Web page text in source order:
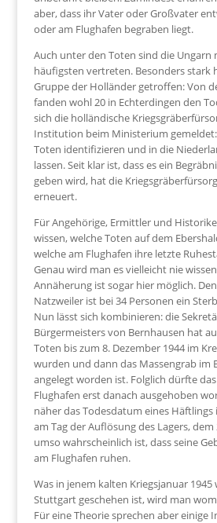
aber, dass ihr Vater oder Großvater
oder am Flughafen begraben liegt.
Auch unter den Toten sind die Ungarn
häufigsten vertreten. Besonders stark
Gruppe der Holländer getroffen: Von
fanden wohl 20 in Echterdingen den
sich die holländische
Institution beim Ministerium gemeldet:
Toten identifizieren und in die
lassen. Seit klar ist, dass es ein
geben wird, hat die
erneuert.
Für Angehörige, Ermittler und
wissen, welche Toten auf dem
welche am Flughafen ihre letzte
Genau wird man es vielleicht nie
Annäherung ist sogar hier möglich.
Natzweiler ist bei 34 Personen ein
Nun lässt sich kombinieren: die
Bürgermeisters von Bernhausen hat
Toten bis zum 8. Dezember 1944 im
wurden und dann das Massengrab im
angelegt worden ist. Folglich dürfte
Flughafen erst danach ausgehoben
näher das Todesdatum eines
am Tag der Auflösung des Lagers, dem
umso wahrscheinlich ist, dass seine
am Flughafen ruhen.
Was in jenem kalten Kriegsjanuar
Stuttgart geschehen ist, wird man
Für eine Theorie sprechen aber einige